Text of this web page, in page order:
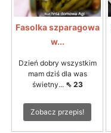
Fasolka szparagowa
w...
Dzień dobry wszystkim
mam dziś dla was
świetny... ⇖ 23
Zobacz przepis!